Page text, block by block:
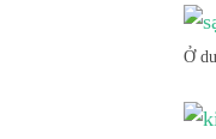
Ở